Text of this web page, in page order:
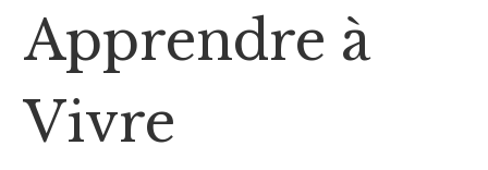
content
Apprendre à
Vivre